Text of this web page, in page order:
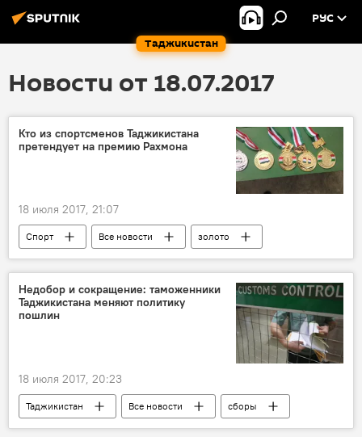
Таджикистан
РУС
Новости от 18.07.2017
Кто из спортсменов Таджикистана
претендует на премию Рахмона
18 июля 2017, 21:07
Спорт Все новости
золото
чемпионат
сомони
премия
серебро
Эмомали Рахмон
Таджикистан: свежие новости спорта
Недобор и сокращение: таможенники
Таджикистана меняют политику
пошлин
18 июля 2017, 20:23
Таджикистан Все новости
сборы
пошлина